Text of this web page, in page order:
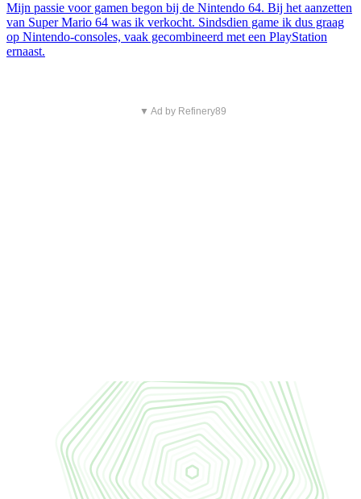
Mijn passie voor gamen begon bij de Nintendo 64. Bij het aanzetten
van Super Mario 64 was ik verkocht. Sindsdien game ik dus graag
op Nintendo-consoles, vaak gecombineerd met een PlayStation
ernaast.
▼ Ad by Refinery89